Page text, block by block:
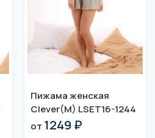
Пижама женская
Clever(M) LSET16-1244
от 1249 ₽